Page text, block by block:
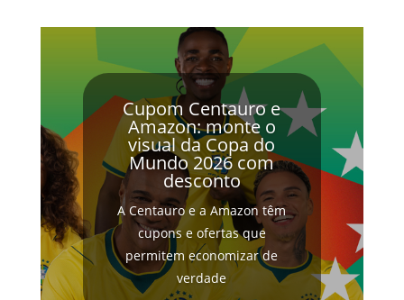
Cupom Centauro e
Amazon: monte o
visual da Copa do
Mundo 2026 com
desconto
A Centauro e a Amazon têm
cupons e ofertas que
permitem economizar de
verdade